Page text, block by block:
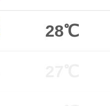
28℃